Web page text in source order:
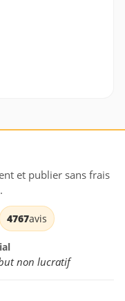
et publier sans frais
4767avis
non lucratif